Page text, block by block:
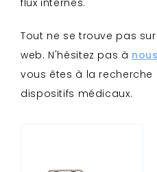
flux internes.
Tout ne se trouve pas
web. N'hésitez pas à
vous êtes à la recherche
dispositifs médicaux.